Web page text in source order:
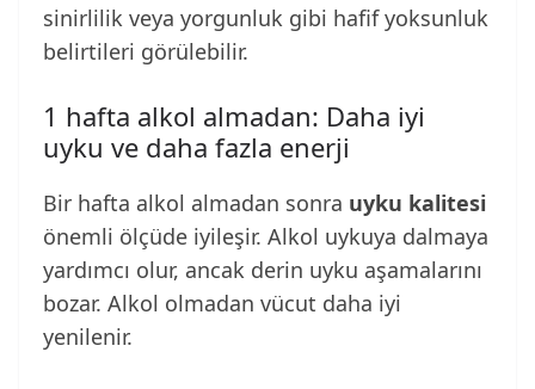
sinirlilik veya yorgunluk gibi hafif yoksunluk
belirtileri görülebilir.
1 hafta alkol almadan: Daha iyi
uyku ve daha fazla enerji
Bir hafta alkol almadan sonra uyku kalitesi
önemli ölçüde iyileşir. Alkol uykuya dalmaya
yardımcı olur, ancak derin uyku aşamalarını
bozar. Alkol olmadan vücut daha iyi
yenilenir.